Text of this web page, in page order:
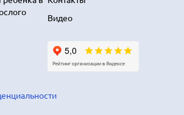
Видео